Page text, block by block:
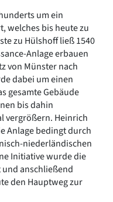
um ein
welches bis heute zu
zu Hülshoff ließ 1540
Anlage erbauen
von Münster nach
dabei um einen
gesamte Gebäude
bis dahin
vergrößern. Heinrich
Anlage bedingt durch
niederländischen
Initiative wurde die
anschließend
den Hauptweg zur